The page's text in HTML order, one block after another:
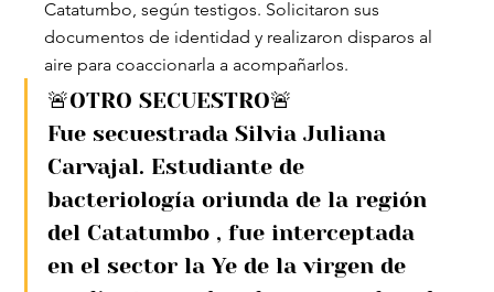
Catatumbo, según testigos. Solicitaron sus
documentos de identidad y realizaron disparos al
aire para coaccionarla a acompañarlos.
🚨OTRO SECUESTRO🚨
Fue secuestrada Silvia Juliana
Carvajal. Estudiante de
bacteriología oriunda de la región
del Catatumbo , fue interceptada
en el sector la Ye de la virgen de